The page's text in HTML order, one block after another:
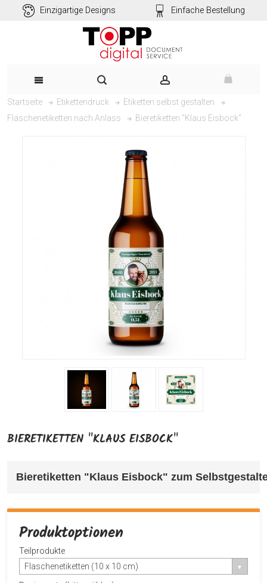
Einzigartige Designs Einfache Bestellung
Startseite Etikettendruck
Etiketten selbst gestalten
Flaschenetiketten nach Anlass
Bieretiketten "Klaus Eisbock"
BIERETIKETTEN "KLAUS EISBOCK"
Bieretiketten "Klaus Eisbock" zum
Produktoptionen
Teilprodukte
Flaschenetiketten (10 x 10 cm)